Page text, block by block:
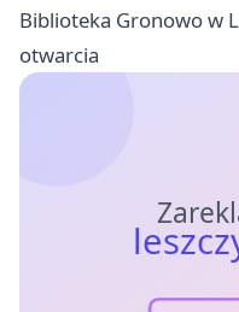
Biblioteka Gronowo w
otwarcia